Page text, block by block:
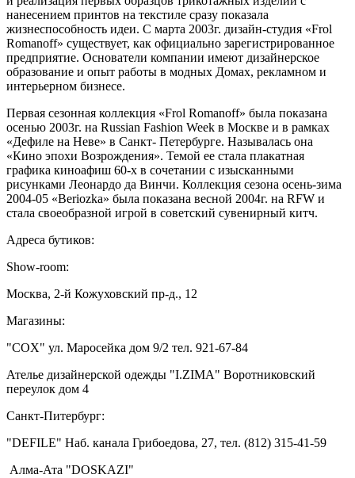
нанесением принтов на текстиле сразу показала
жизнеспособность идеи. С марта 2003г. дизайн-студия «Frol
Romanoff» существует, как официально зарегистрированное
предприятие. Основатели компании имеют дизайнерское
образование и опыт работы в модных Домах, рекламном и
интерьерном бизнесе.
Первая сезонная коллекция «Frol Romanoff» была показана
осенью 2003г. на Russian Fashion Week в Москве и в рамках
«Дефиле на Неве» в Санкт- Петербурге. Называлась она
«Кино эпохи Возрождения». Темой ее стала плакатная
графика киноафиш 60-х в сочетании с изысканными
рисунками Леонардо да Винчи. Коллекция сезона осень-зима
2004-05 «Beriozka» была показана весной 2004г. на RFW и
стала своеобразной игрой в советский сувенирный китч.
Адреса бутиков:
Show-room:
Москва, 2-й Кожуховский пр-д., 12
Магазины:
"COX" ул. Маросейка дом 9/2 тел. 921-67-84
Ателье дизайнерской одежды "I.ZIMA" Воротниковский
переулок дом 4
Санкт-Питербург:
"DEFILE" Наб. канала Грибоедова, 27, тел. (812) 315-41-59
Алма-Ата "DOSKAZI"